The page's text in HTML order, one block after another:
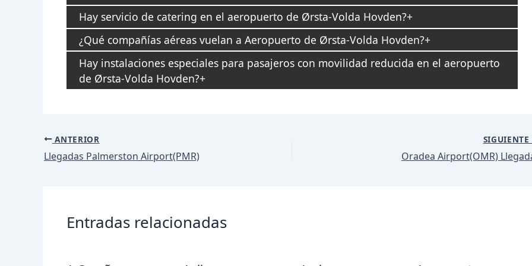
Hay servicio de catering en el aeropuerto de Ørsta-Volda Hovden?
¿Qué compañías aéreas vuelan a Aeropuerto de Ørsta-Volda Hovden?
Hay instalaciones especiales para pasajeros con movilidad reducida en el aeropuerto
de Ørsta-Volda Hovden?
Navegación
de
ANTERIOR
Llegadas Palmerston Airport(PMR)
SIGUIENTE
Oradea Airport(OMR)
Entradas relacionadas